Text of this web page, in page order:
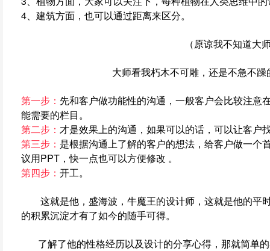
4、建筑方面，也可以通过距离来区分。
（原谅我不知道大
大师看我朽木不可雕，还是不急不
第一步： 先和客户做功能性的沟通，一般客户会比较注意
能需要的栏目。
第二步： 才是效果上的沟通，如果可以的话，可以让客户
第三步： 是根据沟通上了解的客户的想法，给客户做一个
议用PPT，快一点也可以方便修改 。
第四步： 开工。
这就是他，盛海波，牛魔王的设计师，这就是他的平
的积累沉淀才有了如今的随手可得。
了解了他的性格经历以及设计的分享心得，那就简单